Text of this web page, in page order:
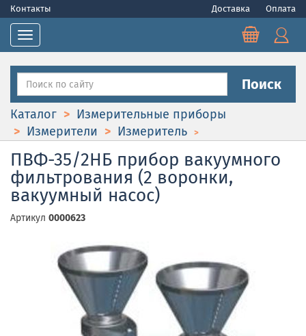
Контакты Доставка Оплата
Toggle navigation
Поиск
Каталог
Измерительные приборы
Измерители
Измеритель
ПВФ-35/2НБ прибор вакуумного
фильтрования (2 воронки,
вакуумный насос)
Артикул 0000623